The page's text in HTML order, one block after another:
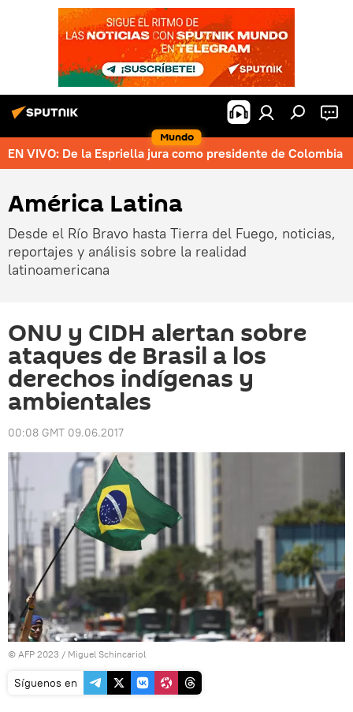
Mundo
EN VIVO: De la Espriella jura como presidente de Colombia
América Latina
Desde el Río Bravo hasta Tierra del Fuego, noticias,
reportajes y análisis sobre la realidad
latinoamericana
ONU y CIDH alertan sobre
ataques de Brasil a los
derechos indígenas y
ambientales
00:08 GMT 09.06.2017
© AFP 2023 / Miguel Schincariol
Síguenos en